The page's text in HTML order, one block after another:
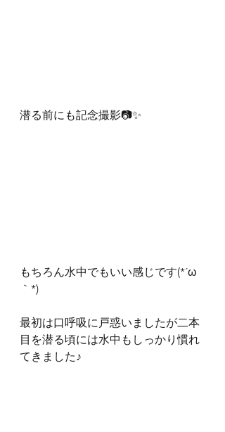
潜る前にも記念撮影📷✨
もちろん水中でもいい感じです(*´ω
｀*)
最初は口呼吸に戸惑いましたが二本
目を潜る頃には水中もしっかり慣れ
てきました♪